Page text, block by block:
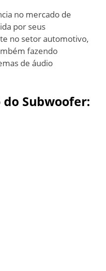
no mercado de
por seus
no setor automotivo,
fazendo
de áudio
Subwoofer: